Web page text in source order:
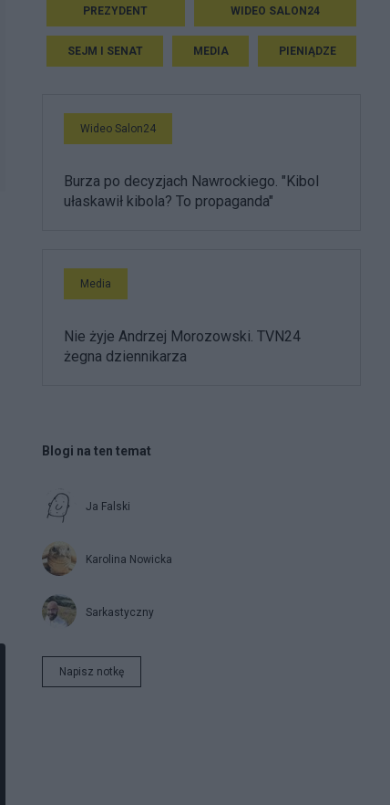
PREZYDENT WIDEO SALON24
SEJM I SENAT MEDIA PIENIĄDZE
Wideo Salon24
Burza po decyzjach Nawrockiego. "Kibol
ułaskawił kibola? To propaganda"
Media
Nie żyje Andrzej Morozowski. TVN24
żegna dziennikarza
Blogi na ten temat
Ja Falski
Karolina Nowicka
Sarkastyczny
Napisz notkę